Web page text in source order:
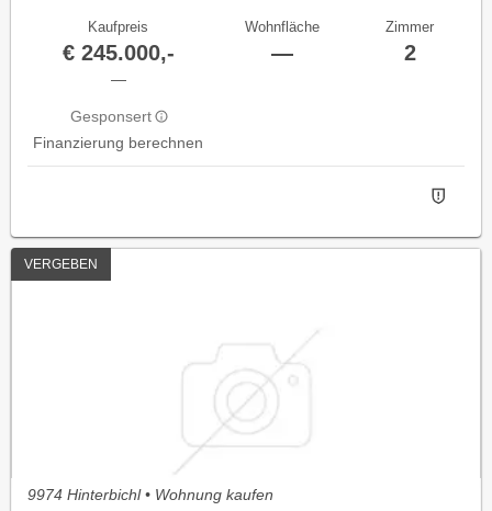
Kaufpreis
€ 245.000,-
—
Gesponsert
Finanzierung berechnen
Wohnfläche
—
Zimmer
2
VERGEBEN
9974 Hinterbichl • Wohnung kaufen